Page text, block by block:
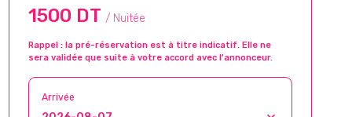
1500 DT / Nuitée
Rappel : la pré-réservation est à titre indicatif. Elle ne
sera validée que suite à votre accord avec l’annonceur.
Arrivée